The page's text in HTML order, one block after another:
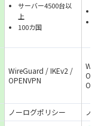
サーバー4500台以
上
100カ国
WireGuard / IKEv2 /
OPENVPN
ノーログポリシー
ノー